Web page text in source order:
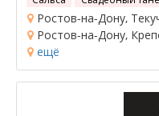
Ростов-на-Дону,
Ростов-на-Дону,
ещё